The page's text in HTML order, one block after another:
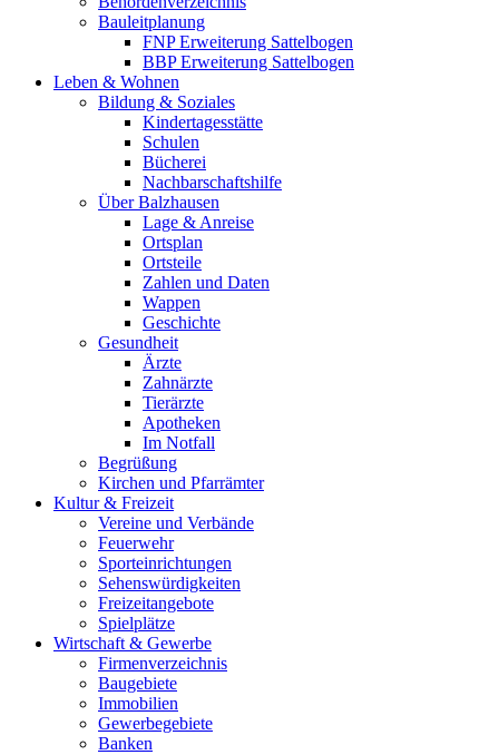
Bauleitplanung
FNP Erweiterung Sattelbogen
BBP Erweiterung Sattelbogen
Leben & Wohnen
Bildung & Soziales
Kindertagesstätte
Schulen
Bücherei
Nachbarschaftshilfe
Über Balzhausen
Lage & Anreise
Ortsplan
Ortsteile
Zahlen und Daten
Wappen
Geschichte
Gesundheit
Ärzte
Zahnärzte
Tierärzte
Apotheken
Im Notfall
Begrüßung
Kirchen und Pfarrämter
Kultur & Freizeit
Vereine und Verbände
Feuerwehr
Sporteinrichtungen
Sehenswürdigkeiten
Freizeitangebote
Spielplätze
Wirtschaft & Gewerbe
Firmenverzeichnis
Baugebiete
Immobilien
Gewerbegebiete
Banken